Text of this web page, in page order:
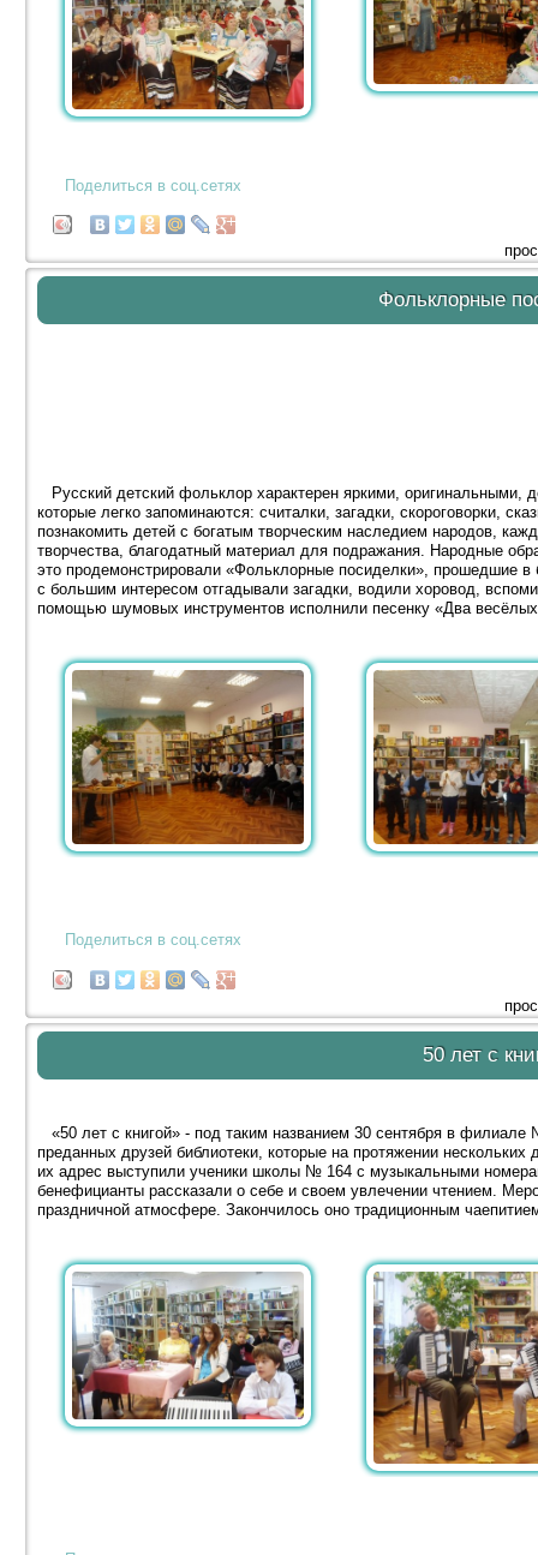
Поделиться в соц.сетях
Фольклорные
Русский детский фольклор характерен яркими,
которые легко запоминаются: считалки, загадки, скороговорки,
познакомить детей с богатым творческим наследием народов,
творчества, благодатный материал для подражания. Народные
это продемонстрировали «Фольклорные посиделки», прошедшие
с большим интересом отгадывали загадки, водили хоровод,
помощью шумовых инструментов исполнили песенку «Два
Поделиться в соц.сетях
50 лет с
«50 лет с книгой» - под таким названием 30 сентября в
преданных друзей библиотеки, которые на протяжении
их адрес выступили ученики школы № 164 с музыкальными
бенефицианты рассказали о себе и своем увлечении чтением.
праздничной атмосфере. Закончилось оно традиционным